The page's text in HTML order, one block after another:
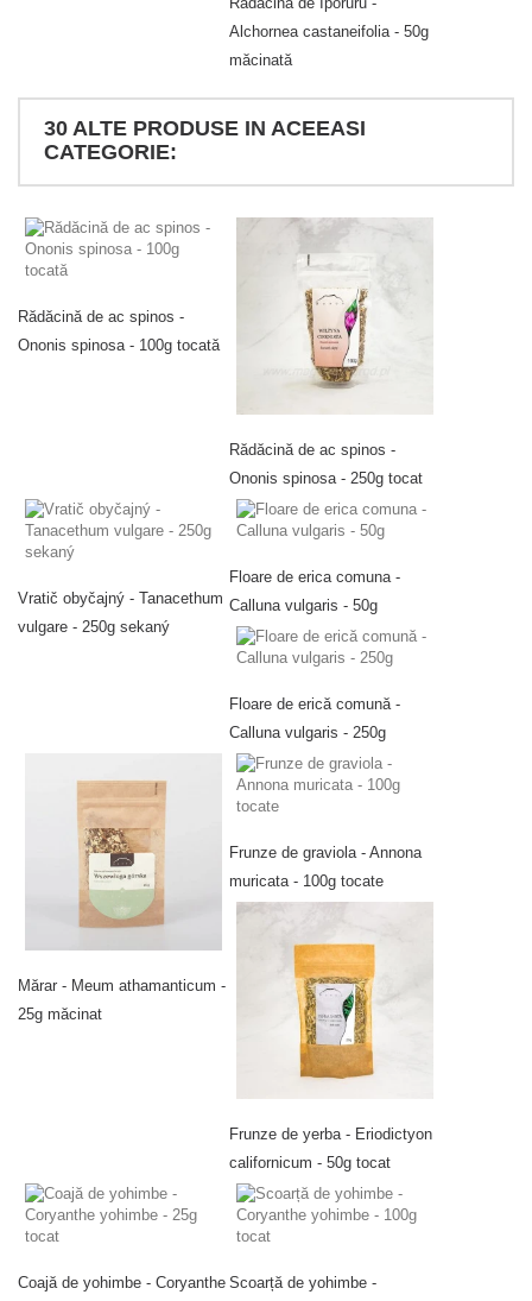
Alchornea castaneifolia - 50g
măcinată
30 ALTE PRODUSE IN ACEEASI
CATEGORIE:
Rădăcină de ac spinos -
Ononis spinosa - 100g tocată
Rădăcină de ac spinos -
Ononis spinosa - 250g tocat
Vratič obyčajný - Tanacethum
vulgare - 250g sekaný
Floare de erica comuna -
Calluna vulgaris - 50g
Floare de erică comună -
Calluna vulgaris - 250g
Mărar - Meum athamanticum -
25g măcinat
Frunze de graviola - Annona
muricata - 100g tocate
Frunze de yerba - Eriodictyon
californicum - 50g tocat
Coajă de yohimbe - Coryanthe Scoarță de yohimbe -